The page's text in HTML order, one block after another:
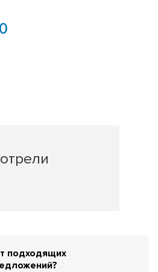
подходящих